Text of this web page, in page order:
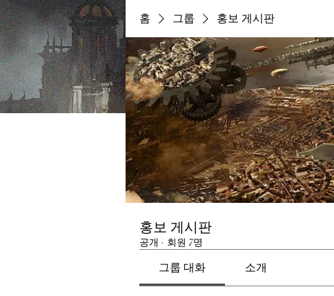
홈 그룹 홍보 게시판
홍보 게시판
공개 · 회원 7명
그룹 대화 소개